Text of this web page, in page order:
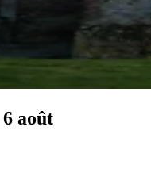
août